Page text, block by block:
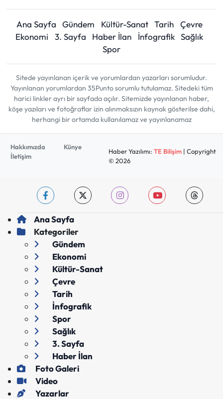
Ana Sayfa Gündem Kültür-Sanat Tarih
Çevre
Ekonomi
3. Sayfa Haber İlan İnfografik Sağlık
Spor
Sitede yayınlanan içerik ve yorumlardan yazarları sorumludur.
Yayınlanan yorumlardan 35Punto sorumlu tutulamaz. Sitedeki tüm
harici linkler ayrı bir sayfada açılır. Sitemizde yayınlanan haber,
köşe yazıları ve fotoğraflar izin alınmaksızın kaynak gösterilse dahi,
herhangi bir ortamda kullanılamaz ve yayınlanamaz
Hakkımızda
Künye
İletişim
Haber Yazılımı: TE Bilişim| Copyright
© 2026
Ana Sayfa
Kategoriler
Gündem
Ekonomi
Kültür-Sanat
Çevre
Tarih
İnfografik
Spor
Sağlık
3. Sayfa
Haber İlan
Foto Galeri
Video
Yazarlar